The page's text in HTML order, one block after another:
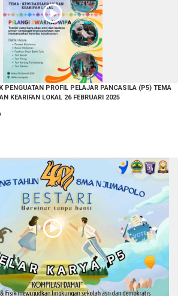
PENGUATAN PROFIL PELAJAR PANCASILA (P5) TEMA
KEARIFAN LOKAL 26 FEBRUARI 2025